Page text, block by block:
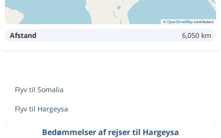
©OpenStreetMapcontributors
Afstand 6,050 km
Flyv til Somalia
Flyv til Hargeysa
Bedømmelser af rejser til Hargeysa